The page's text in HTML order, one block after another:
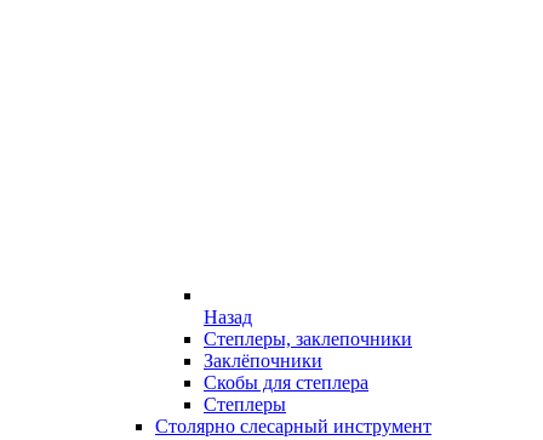
Назад
Степлеры, заклепочники
Заклёпочники
Скобы для степлера
Степлеры
Столярно слесарный инструмент